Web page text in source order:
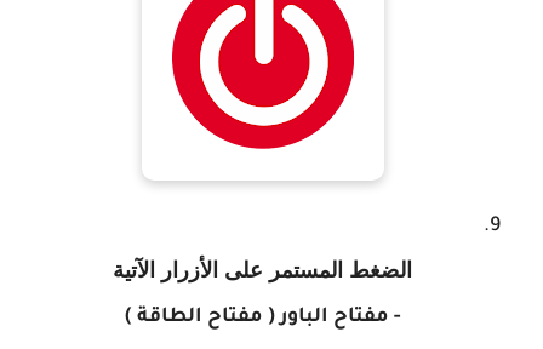
الضغط المستمر على الأزرار الآتية
- مفتاح الباور ( مفتاح الطاقة )